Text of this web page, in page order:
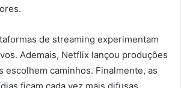
de streaming experimentam
Ademais, Netflix lançou produções
escolhem caminhos. Finalmente, as